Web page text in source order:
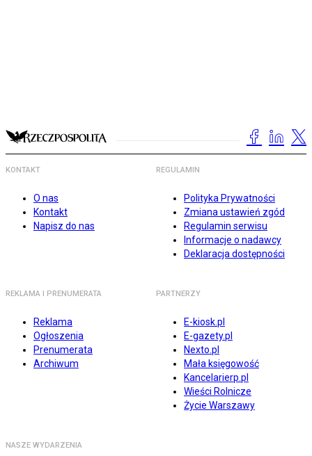
KONTAKT
O nas
Kontakt
Napisz do nas
REGULAMIN
Polityka Prywatności
Zmiana ustawień zgód
Regulamin serwisu
Informacje o nadawcy
Deklaracja dostępności
REKLAMA I PRENUMERATA
Reklama
Ogłoszenia
Prenumerata
Archiwum
PARTNERZY
E-kiosk.pl
E-gazety.pl
Nexto.pl
Mała księgowość
Kancelarierp.pl
Wieści Rolnicze
Życie Warszawy
NASZE WYDARZENIA